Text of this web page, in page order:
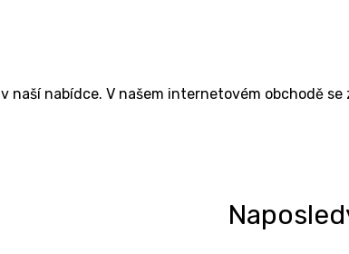
v naší nabídce. V našem internetovém obchodě